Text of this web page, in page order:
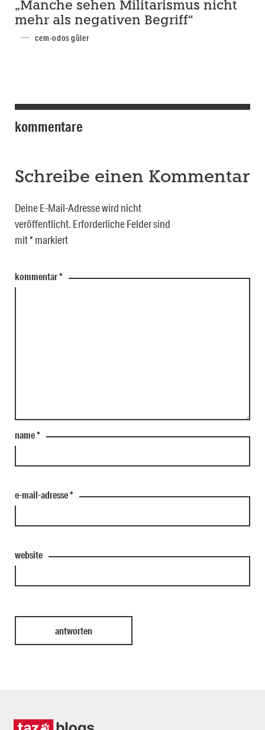
„Manche sehen Militarismus nicht
mehr als negativen Begriff“
cem-odos güler
kommentare
Schreibe einen Kommentar
Deine E-Mail-Adresse wird nicht
veröffentlicht. Erforderliche Felder sind
mit*markiert
kommentar*
name*
e-mail-adresse*
website